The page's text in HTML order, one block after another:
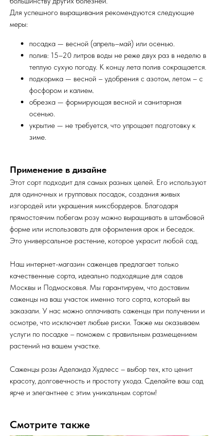
Для успешного выращивания рекомендуются следующие
меры:
посадка — весной (апрель–май) или осенью.
полив: 15–20 литров воды не реже двух раз в неделю в
теплую сухую погоду. К концу лета полив сокращается.
подкормка — весной – удобрения с азотом, летом – с
фосфором и калием.
обрезка — формирующая весной и санитарная
осенью.
укрытие — не требуется, что упрощает подготовку к
зиме.
Применение в дизайне
Этот сорт подходит для самых разных целей. Его используют
для одиночных и групповых посадок, создания живых
изгородей или украшения миксбордеров. Благодаря
прямостоячим побегам розу можно выращивать в штамбовой
форме или использовать для оформления арок и беседок.
Это универсальное растение, которое украсит любой сад.
Наш интернет-магазин саженцев предлагает только
качественные сорта, идеально подходящие для садов
Москвы и Подмосковья. Мы гарантируем, что доставим
саженцы на ваш участок именно того сорта, который вы
заказали. У нас можно оплачивать саженцы при получении и
осмотре, что исключает любые риски. Также мы оказываем
услуги по посадке – поможем с правильным размещением
растений на вашем участке.
Саженцы розы Аделаида Худлесс – выбор тех, кто ценит
красоту, долговечность и простоту ухода. Сделайте ваш сад
ярче и элегантнее с этим уникальным сортом!
Смотрите также